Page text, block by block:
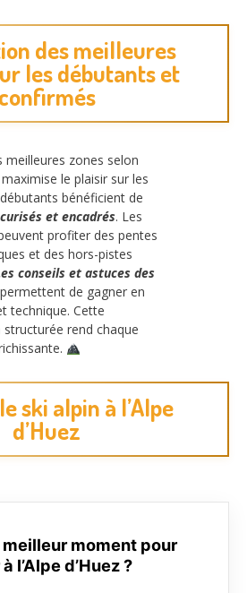
des meilleures
les débutants et
confirmés
meilleures zones selon
le plaisir sur les
bénéficient de
et encadrés. Les
profiter des pentes
et des hors-pistes
conseils et astuces des
permettent de gagner en
technique. Cette
rend chaque
ski alpin à l’Alpe
d’Huez
meilleur moment pour
l’Alpe d’Huez ?